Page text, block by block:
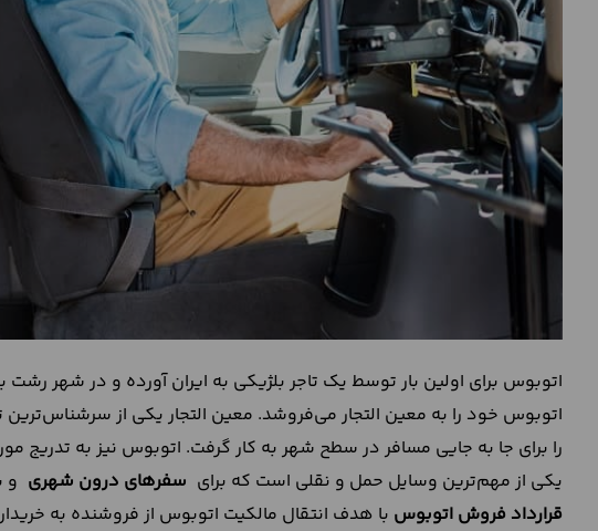
اتوبوس برای اولین بار توسط یک تاجر بلژیکی به ایران آورده و در شهر رشت
اتوبوس خود را به معین التجار می‌فروشد. معین التجار یکی از سرشنا‌س‌ترین
را برای جا به ‌جایی مسافر در سطح شهر به کار گرفت. اتوبوس نیز به تدریج
یکی از مهم‌ترین وسایل حمل و نقلی است که برای سفرهای درون شهری و
قرارداد فروش اتوبوس با هدف انتقال مالکیت اتوبوس از فروشنده به